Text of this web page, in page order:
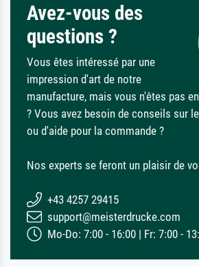
Avez-vous des
questions ?
Vous êtes intéressé par une
impression d'art de notre
manufacture, mais vous n'êtes pas
? Vous avez besoin de conseils sur
ou d'aide pour la commande ?
Nos experts se feront un plaisir de
+43 4257 29415
support@meisterdrucke.com
Mo-Do: 7:00 - 16:00 | Fr: 7:00 -